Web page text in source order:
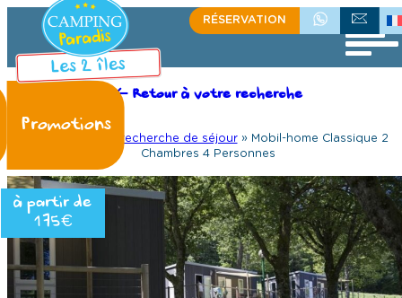
RÉSERVATION+336 08 33 71 95
ÉCRIVEZ-
Retour à votre recherche
Votre recherche de séjour» Mobil-home Classique 2
Chambres 4 Personnes
à partir de
175